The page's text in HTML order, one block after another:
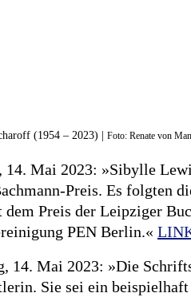
(1954 – 2023) | Foto: Renate von
14. Mai 2023: »Sibylle
Preis. Es folgten
dem Preis der Leipziger
PEN Berlin.«
14. Mai 2023: »Die
Sie sei ein